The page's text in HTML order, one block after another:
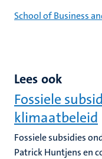
School of Business
Lees ook
Fossiele
klimaatbeleid
Fossiele subsidies
Patrick Huntjens en